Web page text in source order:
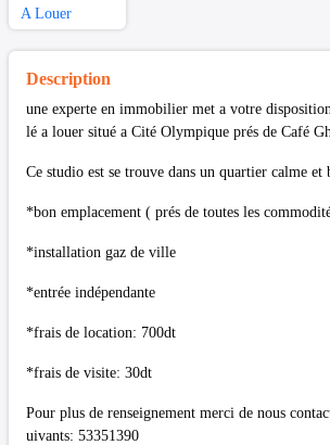
A Louer
Description
une experte en immobilier met a votre
lé a louer situé a Cité Olympique prés de Café
Ce studio est se trouve dans un quartier calme et
*bon emplacement ( prés de toutes les
*installation gaz de ville
*entrée indépendante
*frais de location: 700dt
*frais de visite: 30dt
Pour plus de renseignement merci de nous
uivants: 53351390